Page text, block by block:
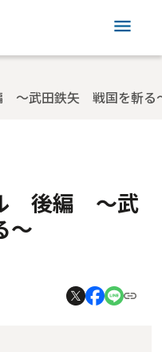
menu
～武田鉄矢 戦国を斬る
後編 ～武
～